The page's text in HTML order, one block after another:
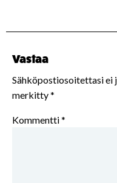
Vastaa
Sähköpostiosoitettasi ei
merkitty*
Kommentti*